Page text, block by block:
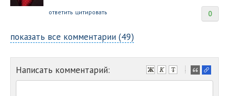
0
ответить цитировать
показать все комментарии (49)
Написать комментарий:
-
-